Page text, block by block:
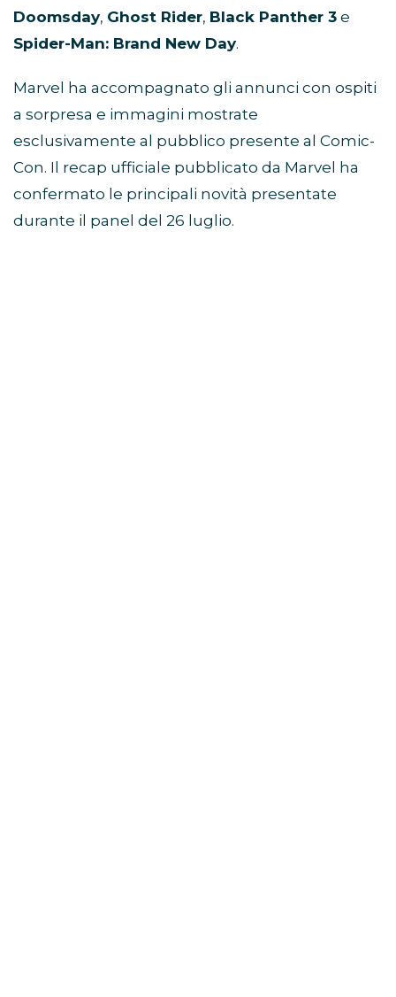
Doomsday, Ghost Rider, Black Panther 3 e
Spider-Man: Brand New Day.
Marvel ha accompagnato gli annunci con ospiti
a sorpresa e immagini mostrate
esclusivamente al pubblico presente al Comic-
Con. Il recap ufficiale pubblicato da Marvel ha
confermato le principali novità presentate
durante il panel del 26 luglio.